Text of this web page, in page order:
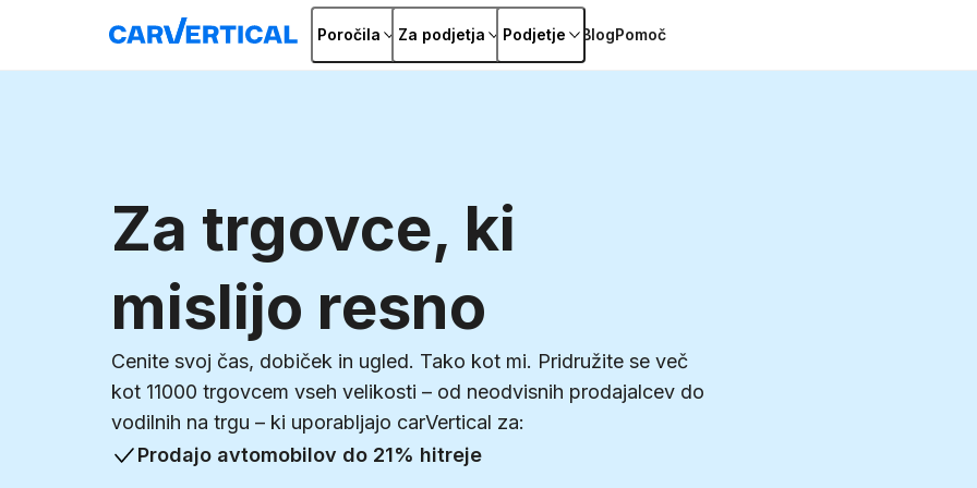
Poročila Za podjetja Podjetje BlogPomoč
Za trgovce, ki
mislijo resno
Cenite svoj čas, dobiček in ugled. Tako kot mi. Pridružite se več
kot 11000 trgovcem vseh velikosti – od neodvisnih prodajalcev do
vodilnih na trgu – ki uporabljajo carVertical za:
Prodajo avtomobilov do 21% hitreje